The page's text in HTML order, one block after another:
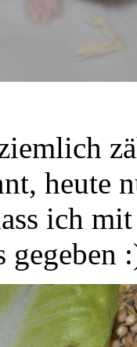
heute
ich
gegeben